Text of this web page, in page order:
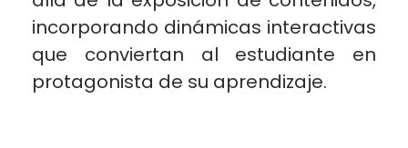
incorporando dinámicas interactivas
que conviertan al estudiante en
protagonista de su aprendizaje.